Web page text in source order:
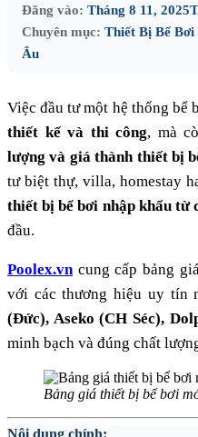
Đăng vào: Tháng 8 11, 2025
Chuyên mục: Thiết Bị Bể
Âu
Việc đầu tư một hệ thống bể
thiết kế và thi công, mà
lượng và giá thành thiết bị
tư biệt thự, villa, homestay
thiết bị bể bơi nhập khẩu từ
đầu.
Poolex.vncung cấp bảng
với các thương hiệu uy tín
(Đức), Aseko (CH Séc),
minh bạch và đúng chất
Bảng giá thiết bị bể bơi